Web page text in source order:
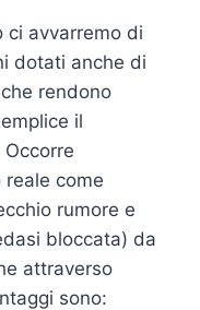
ci avvarremo di
dotati anche di
rendono
il
come
rumore e
bloccata) da
attraverso
sono: